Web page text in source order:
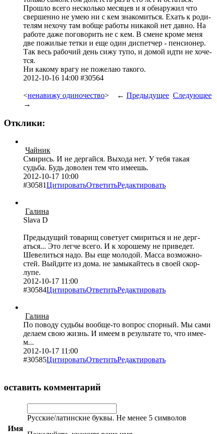
Прошло всего неск­олько месяцев и я обна­ружил что
свер­шенно не умею ни с кем знак­омит­ься. Ехать к роди­
телям нехочу там вобще работы никакой нет давно. На
работе даже пого­ворить не с кем. В смене кроме меня
две пожилые тетки и еще один дисп­етчер - пенс­ионер.
Так весь рабочий день сижу тупо, и домой идти не хоче­
тся.
Ни какому врагу не пожелаю такого.
2012-10-16 14:00 #30564
<ненавижу одиночество> ← Предыдущее Следующее
→
Отклики:
Чайник
Смир­ись. И не дерг­айся. Выхода нет. У тебя такая
судьба. Будь доволен тем что имеешь.
2012-10-17 10:00
#30581ЦитироватьОтветитьРедактировать
Галина
Slava D
Пред­ыдущий товарищ сове­тует смир­иться и не дерг­
атьс­я... Это легче всего. И к хоро­шему не прив­едет.
Шеве­литься надо. Вы еще моло­дой. Масса возм­ожно­
стей. Выйдите из дома. не замы­кайт­есь в своей скор­
лупе.
2012-10-17 11:00
#30584ЦитироватьОтветитьРедактировать
Галина
По поводу судьбы вооб­ще-то вопрос спор­ный. Мы сами
делаем свою жизнь. И имеем в резу­льтате то, что имее­
м...
2012-10-17 11:00
#30585ЦитироватьОтветитьРедактировать
оставить комментарий
Имя
Русские/латинские буквы. Не менее 5 символов